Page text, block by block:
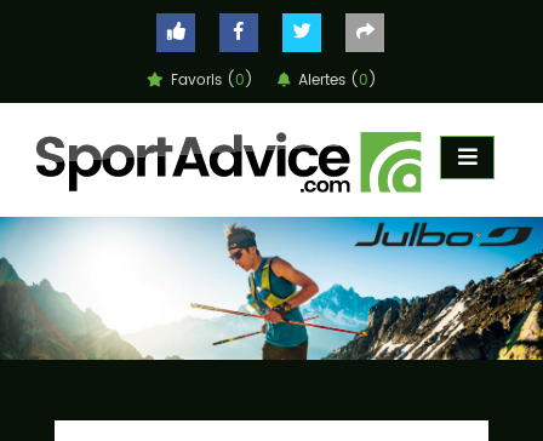
Favoris (0) Alertes (0)
COMPARATEUR
CONSEILS
CONTACT